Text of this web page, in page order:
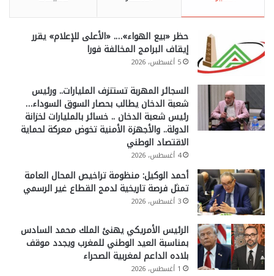
حظر «بيع الهواء»…. «الأعلى للإعلام» يقرر
إيقاف البرامج المخالفة فورا
5 أغسطس، 2026
السجائر المهربة تستنزف المليارات.. ورئيس
شعبة الدخان يطالب بحصار السوق السوداء…
رئيس شعبة الدخان .. خسائر بالمليارات لخزانة
الدولة.. والأجهزة الأمنية تخوض معركة لحماية
الاقتصاد الوطني
4 أغسطس، 2026
أحمد الوكيل: منظومة تراخيص المحال العامة
تمثل فرصة تاريخية لدمج القطاع غير الرسمي
3 أغسطس، 2026
الرئيس الأمريكي يهنئ الملك محمد السادس
بمناسبة العيد الوطني للمغرب ويجدد موقف
بلاده الداعم لمغربية الصحراء
1 أغسطس، 2026